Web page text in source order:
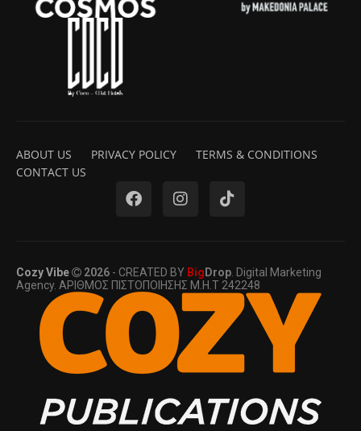
ABOUT US PRIVACY POLICY
TERMS & CONDITIONS
CONTACT US
Cozy Vibe 2026 - CREATED BY Big Drop . Digital Marketing
Agency. ΑΡΙΘΜΟΣ ΠΙΣΤΟΠΟΙΗΣΗΣ Μ.Η.Τ 242248